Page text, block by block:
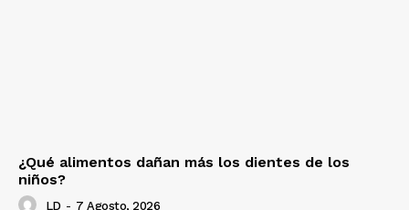
¿Qué alimentos dañan más los dientes de los
niños?
LD - 7 Agosto, 2026